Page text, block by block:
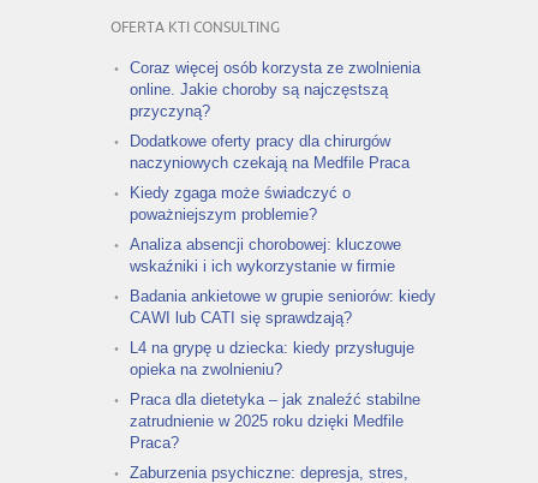
OFERTA KTI CONSULTING
Coraz więcej osób korzysta ze zwolnienia
online. Jakie choroby są najczęstszą
przyczyną?
Dodatkowe oferty pracy dla chirurgów
naczyniowych czekają na Medfile Praca
Kiedy zgaga może świadczyć o
poważniejszym problemie?
Analiza absencji chorobowej: kluczowe
wskaźniki i ich wykorzystanie w firmie
Badania ankietowe w grupie seniorów: kiedy
CAWI lub CATI się sprawdzają?
L4 na grypę u dziecka: kiedy przysługuje
opieka na zwolnieniu?
Praca dla dietetyka – jak znaleźć stabilne
zatrudnienie w 2025 roku dzięki Medfile
Praca?
Zaburzenia psychiczne: depresja, stres,